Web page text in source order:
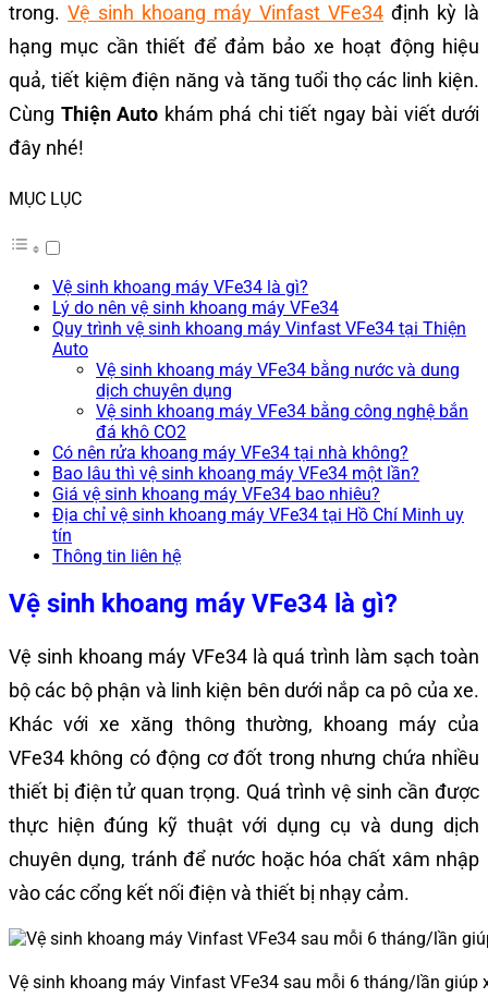
trong. Vệ sinh khoang máy Vinfast VFe34 định kỳ là
hạng mục cần thiết để đảm bảo xe hoạt động hiệu
quả, tiết kiệm điện năng và tăng tuổi thọ các linh kiện.
Cùng Thiện Auto khám phá chi tiết ngay bài viết dưới
đây nhé!
MỤC LỤC
Vệ sinh khoang máy VFe34 là gì?
Lý do nên vệ sinh khoang máy VFe34
Quy trình vệ sinh khoang máy Vinfast VFe34 tại Thiện
Auto
Vệ sinh khoang máy VFe34 bằng nước và dung
dịch chuyên dụng
Vệ sinh khoang máy VFe34 bằng công nghệ bắn
đá khô CO2
Có nên rửa khoang máy VFe34 tại nhà không?
Bao lâu thì vệ sinh khoang máy VFe34 một lần?
Giá vệ sinh khoang máy VFe34 bao nhiêu?
Địa chỉ vệ sinh khoang máy VFe34 tại Hồ Chí Minh uy
tín
Thông tin liên hệ
Vệ sinh khoang máy VFe34 là gì?
Vệ sinh khoang máy VFe34 là quá trình làm sạch toàn
bộ các bộ phận và linh kiện bên dưới nắp ca pô của xe.
Khác với xe xăng thông thường, khoang máy của
VFe34 không có động cơ đốt trong nhưng chứa nhiều
thiết bị điện tử quan trọng. Quá trình vệ sinh cần được
thực hiện đúng kỹ thuật với dụng cụ và dung dịch
chuyên dụng, tránh để nước hoặc hóa chất xâm nhập
vào các cổng kết nối điện và thiết bị nhạy cảm.
Vệ sinh khoang máy Vinfast VFe34 sau mỗi 6 tháng/lần giúp